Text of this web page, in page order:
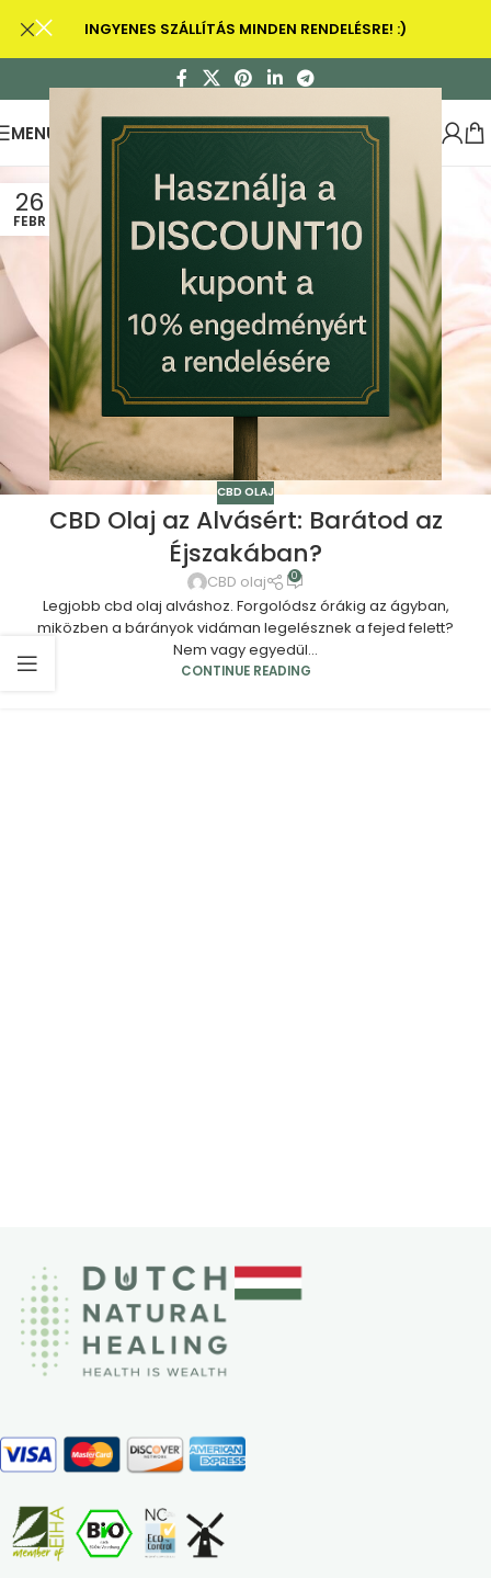
INGYENES SZÁLLÍTÁS MINDEN RENDELÉSRE! :)
MENU
26
FEBR
CBD OLAJ
CBD Olaj az Alvásért: Barátod az
Éjszakában?
CBD olaj 0
Legjobb cbd olaj alváshoz. Forgolódsz órákig az ágyban,
miközben a bárányok vidáman legelésznek a fejed felett?
Nem vagy egyedül...
CONTINUE READING